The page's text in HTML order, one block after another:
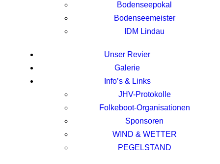
Bodenseepokal
Bodenseemeister
IDM Lindau
Unser Revier
Galerie
Info’s & Links
JHV-Protokolle
Folkeboot-Organisationen
Sponsoren
WIND & WETTER
PEGELSTAND